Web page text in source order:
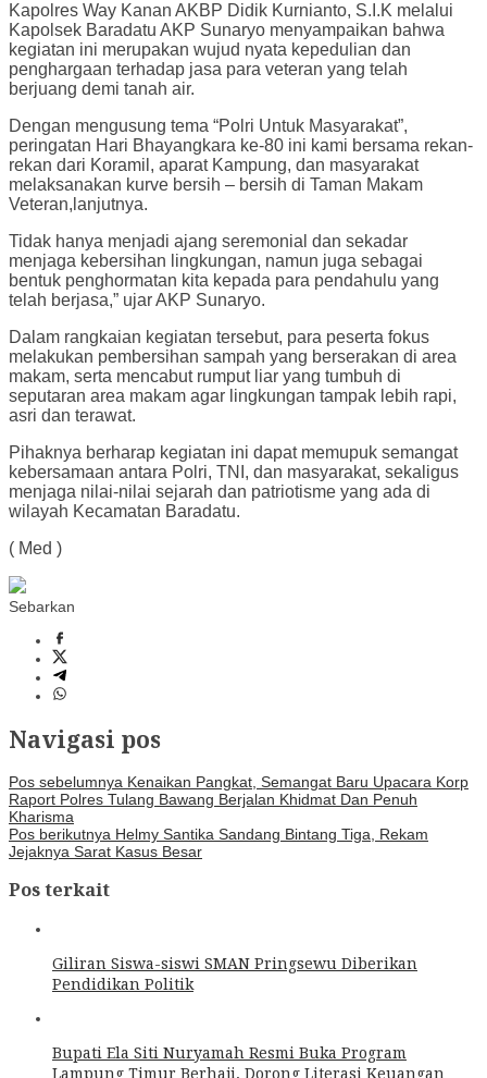
Kapolres Way Kanan AKBP Didik Kurnianto, S.I.K melalui
Kapolsek Baradatu AKP Sunaryo menyampaikan bahwa
kegiatan ini merupakan wujud nyata kepedulian dan
penghargaan terhadap jasa para veteran yang telah
berjuang demi tanah air.
Dengan mengusung tema “Polri Untuk Masyarakat”,
peringatan Hari Bhayangkara ke-80 ini kami bersama rekan-
rekan dari Koramil, aparat Kampung, dan masyarakat
melaksanakan kurve bersih – bersih di Taman Makam
Veteran,lanjutnya.
Tidak hanya menjadi ajang seremonial dan sekadar
menjaga kebersihan lingkungan, namun juga sebagai
bentuk penghormatan kita kepada para pendahulu yang
telah berjasa,” ujar AKP Sunaryo.
Dalam rangkaian kegiatan tersebut, para peserta fokus
melakukan pembersihan sampah yang berserakan di area
makam, serta mencabut rumput liar yang tumbuh di
seputaran area makam agar lingkungan tampak lebih rapi,
asri dan terawat.
Pihaknya berharap kegiatan ini dapat memupuk semangat
kebersamaan antara Polri, TNI, dan masyarakat, sekaligus
menjaga nilai-nilai sejarah dan patriotisme yang ada di
wilayah Kecamatan Baradatu.
( Med )
Sebarkan
Navigasi pos
Pos sebelumnya Kenaikan Pangkat, Semangat Baru Upacara Korp
Raport Polres Tulang Bawang Berjalan Khidmat Dan Penuh
Kharisma
Pos berikutnya Helmy Santika Sandang Bintang Tiga, Rekam
Jejaknya Sarat Kasus Besar
Pos terkait
Giliran Siswa-siswi SMAN Pringsewu Diberikan
Pendidikan Politik
Bupati Ela Siti Nuryamah Resmi Buka Program
Lampung Timur Berhaji, Dorong Literasi Keuangan